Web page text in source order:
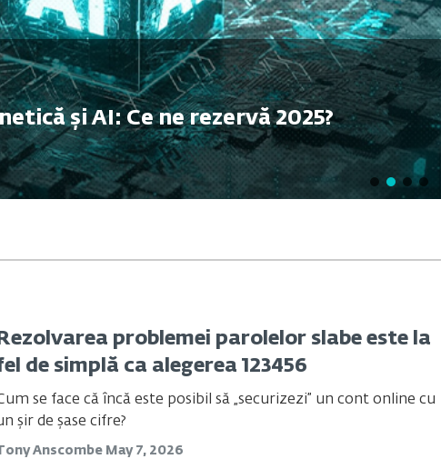
și AI: Ce ne rezervă 2025?
Rezolvarea problemei parolelor slabe este la
de simplă ca alegerea 123456
se face că încă este posibil să „securizezi” un cont online cu
șir de șase cifre?
Anscombe May 7, 2026